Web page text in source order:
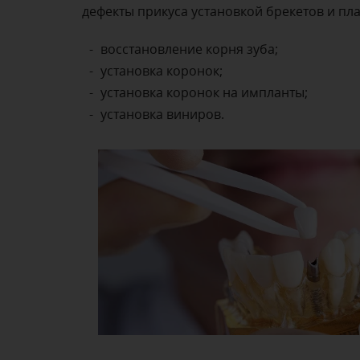
дефекты прикуса установкой брекетов и
восстановление корня зуба;
установка коронок;
установка коронок на импланты;
установка виниров.